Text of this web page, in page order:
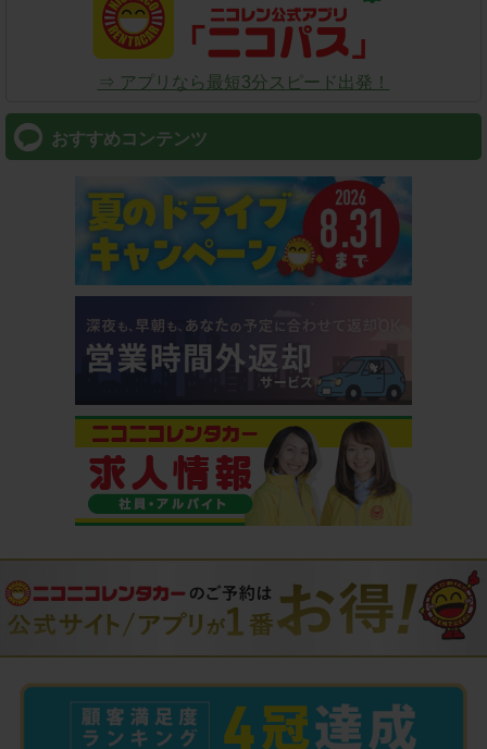
⇒ アプリなら最短3分スピード出発！
おすすめコンテンツ